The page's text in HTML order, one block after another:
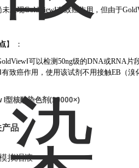
未发现GoldViewⅠ有致癌作用，但由于
】 ：
Ⅰ可以检测50ng级的DNA或RNA片
Ⅰ有致癌作用，使用该试剂不用接触EB （
I型核酸染色剂(10000×)
产品
拟泪液